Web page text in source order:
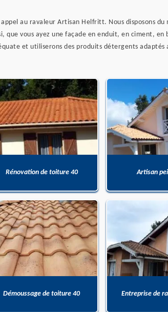
au ravaleur Artisan Helfritt. Nous disposons
vous ayez une façade en enduit, en ciment,
et utiliserons des produits détergents
Rénovation de toiture 40 Artisan
Démoussage de toiture 40 Entreprise de